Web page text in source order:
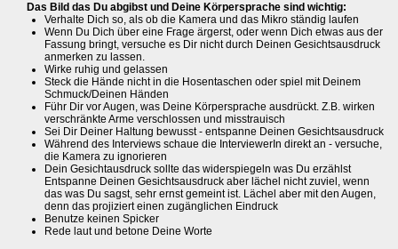
Das Bild das Du abgibst und Deine Körpersprache sind wichtig:
Verhalte Dich so, als ob die Kamera und das Mikro ständig laufen
Wenn Du Dich über eine Frage ärgerst, oder wenn Dich etwas aus der
Fassung bringt, versuche es Dir nicht durch Deinen Gesichtsausdruck
anmerken zu lassen.
Wirke ruhig und gelassen
Steck die Hände nicht in die Hosentaschen oder spiel mit Deinem
Schmuck/Deinen Händen
Führ Dir vor Augen, was Deine Körpersprache ausdrückt. Z.B. wirken
verschränkte Arme verschlossen und misstrauisch
Sei Dir Deiner Haltung bewusst - entspanne Deinen Gesichtsausdruck
Während des Interviews schaue die InterviewerIn direkt an - versuche,
die Kamera zu ignorieren
Dein Gesichtausdruck sollte das widerspiegeln was Du erzählst
Entspanne Deinen Gesichtsausdruck aber lächel nicht zuviel, wenn
das was Du sagst, sehr ernst gemeint ist. Lächel aber mit den Augen,
denn das projiziert einen zugänglichen Eindruck
Benutze keinen Spicker
Rede laut und betone Deine Worte